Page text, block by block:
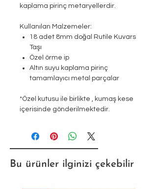
kaplama pirinç metaryellerdir.
Kullanılan Malzemeler:
18 adet 8mm doğal Rutile Kuvars
Taşı
Özel örme ip
Altın suyu kaplama pirinç
tamamlayıcı metal parçalar
*Özel kutusu ile birlikte , kumaş kese
içerisinde gönderilmektedir.
Bu ürünler ilginizi çekebilir